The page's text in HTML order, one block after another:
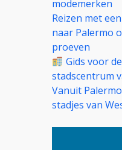
modemerken
Reizen met
naar Palermo
proeven
Gids voor
stadscentrum
Vanuit
stadjes van